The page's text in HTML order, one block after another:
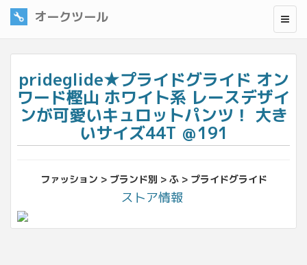
オークツール
prideglide★プライドグライド オン
ワード樫山 ホワイト系 レースデザイ
ンが可愛いキュロットパンツ！ 大き
いサイズ44T ＠191
ファッション > ブランド別 > ふ > プライドグライド
ストア情報